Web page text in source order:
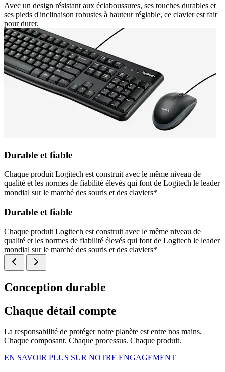
Avec un design résistant aux éclaboussures, ses touches durables et
ses pieds d'inclinaison robustes à hauteur réglable, ce clavier est fait
pour durer.
Durable et fiable
Chaque produit Logitech est construit avec le même niveau de
qualité et les normes de fiabilité élevés qui font de Logitech le leader
mondial sur le marché des souris et des claviers*
Durable et fiable
Chaque produit Logitech est construit avec le même niveau de
qualité et les normes de fiabilité élevés qui font de Logitech le leader
mondial sur le marché des souris et des claviers*
Conception durable
Chaque détail compte
La responsabilité de protéger notre planète est entre nos mains.
Chaque composant. Chaque processus. Chaque produit.
EN SAVOIR PLUS SUR NOTRE ENGAGEMENT